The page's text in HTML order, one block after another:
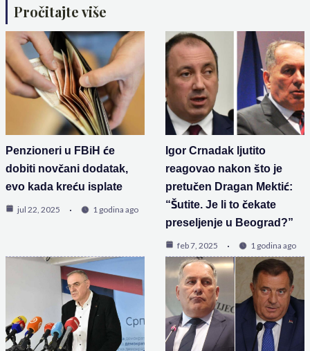
Pročitajte više
Penzioneri u FBiH će
dobiti novčani dodatak,
evo kada kreću isplate
jul 22, 2025 1 godina ago
Igor Crnadak ljutito
reagovao nakon što je
pretučen Dragan Mektić:
“Šutite. Je li to čekate
preseljenje u Beograd?”
feb 7, 2025 1 godina ago